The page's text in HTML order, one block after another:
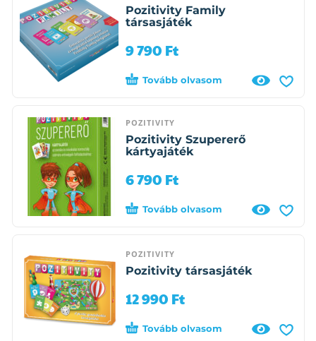
Pozitivity Family
társasjáték
9 790 Ft
Tovább olvasom
POZITIVITY
Pozitivity Szupererő
kártyajáték
6 790 Ft
Tovább olvasom
POZITIVITY
Pozitivity társasjáték
12 990 Ft
Tovább olvasom